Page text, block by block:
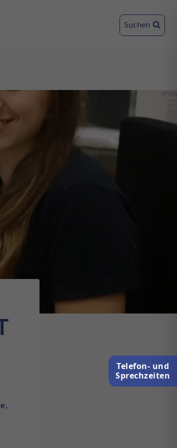
Suchen
Telefon- und
Sprechzeiten
wird der Dialog geschlossen. Seine Funktionalität ist
Die erste Service-Gruppe ist essenziell